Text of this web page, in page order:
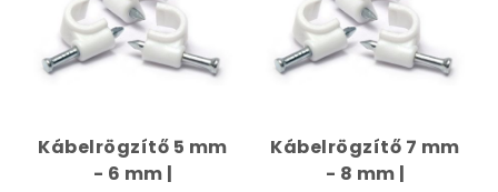
Kábelrögzítő 5 mm
- 6 mm |
Kábelrögzítő 7 mm
- 8 mm |